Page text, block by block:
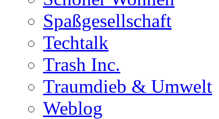
Spaßgesellschaft
Techtalk
Trash Inc.
Traumdieb & Umwelt
Weblog